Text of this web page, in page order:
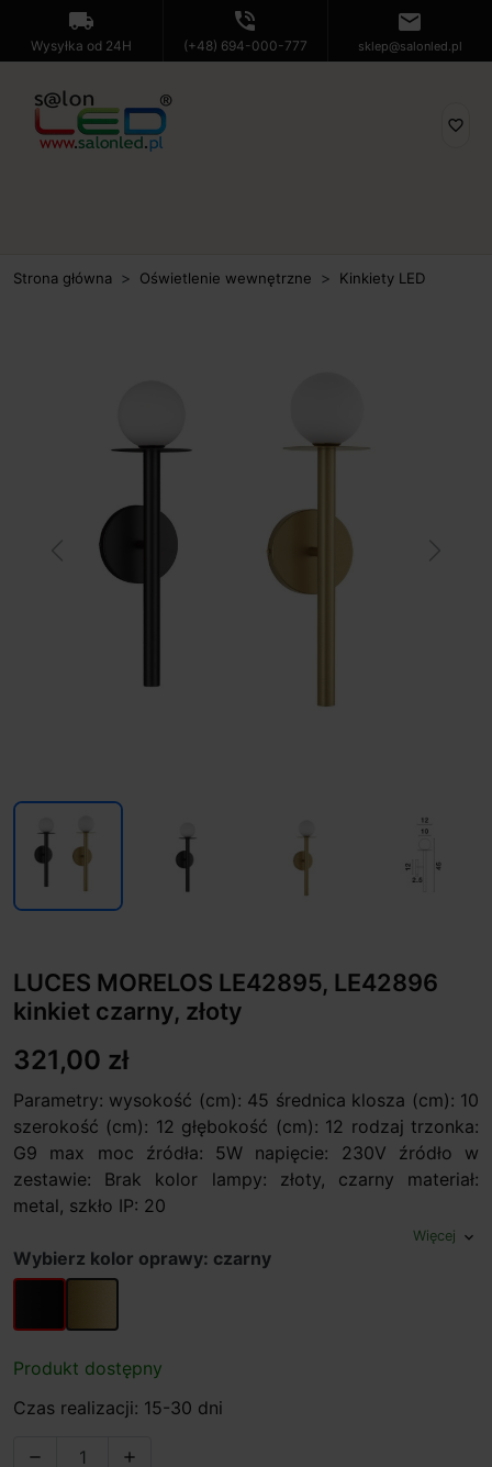
local_shipping
Wysyłka od 24H
phone_in_talk
(+48) 694-000-777
mail
sklep@salonled.pl
favorite_border
Strona główna Oświetlenie wewnętrzne Kinkiety LED
Previous
LUCES MORELOS LE42895, LE42896
kinkiet czarny, złoty
321,00 zł
Parametry: wysokość (cm): 45 średnica klosza (cm): 10
szerokość (cm): 12 głębokość (cm): 12 rodzaj trzonka:
G9 max moc źródła: 5W napięcie: 230V źródło w
zestawie: Brak kolor lampy: złoty, czarny materiał:
metal, szkło IP: 20
Więcej expand_more
Wybierz kolor oprawy: czarny
czarnyzłoty
Produkt dostępny
Czas realizacji: 15-30 dni
 